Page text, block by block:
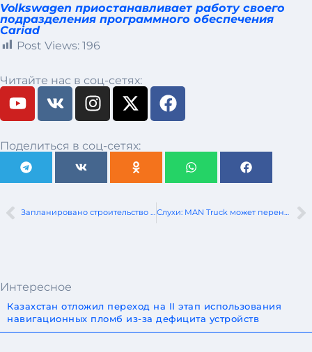
Volkswagen приостанавливает работу своего
подразделения программного обеспечения
Cariad
Post Views: 196
Читайте нас в соц-сетях:
Поделиться в соц-сетях:
Запланировано строительство нового моста через Припять между Лунинецким и Столинским районами Слухи: MAN Truck может перенести производство из Мюнхена на завод недалеко от Кракова
Интересное
Казахстан отложил переход на II этап использования
навигационных пломб из-за дефицита устройств